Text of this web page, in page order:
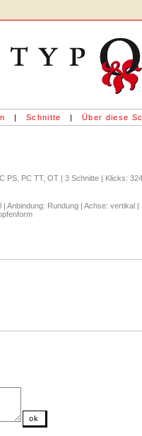
| Schnitte | Über diese
PS, PC TT, OT | 3 Schnitte | Klicks:
Anbindung: Rundung | Achse: vertikal
ok